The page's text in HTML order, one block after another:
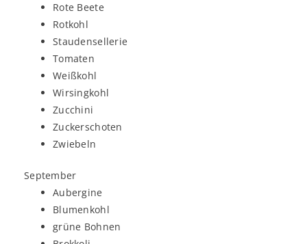
Rote Beete
Rotkohl
Staudensellerie
Tomaten
Weißkohl
Wirsingkohl
Zucchini
Zuckerschoten
Zwiebeln
September
Aubergine
Blumenkohl
grüne Bohnen